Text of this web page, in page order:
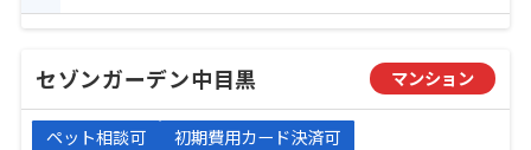
セゾンガーデン中目黒 マンション
ペット相談可 初期費用カード決済可